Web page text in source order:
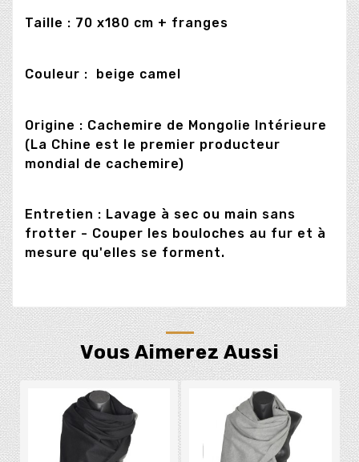
Taille : 70 x180 cm + franges
Couleur : beige camel
Origine : Cachemire de Mongolie Intérieure
(La Chine est le premier producteur
mondial de cachemire)
Entretien : Lavage à sec ou main sans
frotter - Couper les bouloches au fur et à
mesure qu'elles se forment.
Vous Aimerez Aussi